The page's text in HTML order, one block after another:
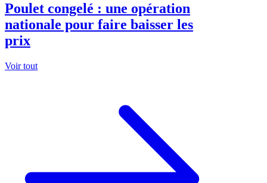
Poulet congelé : une opération
nationale pour faire baisser les
prix
Voir tout